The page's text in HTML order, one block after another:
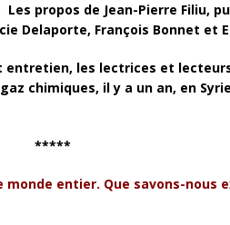
propos de Jean-Pierre Filiu,
Delaporte, François Bonnet et
entretien, les lectrices et
chimiques, il y a un an, en
*****
entier. Que savons-